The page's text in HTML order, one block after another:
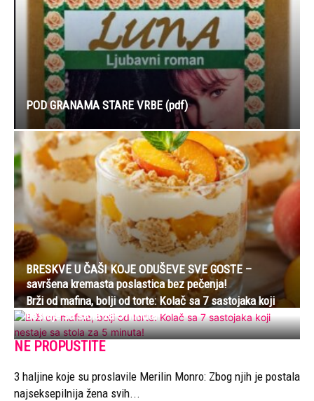
POD GRANAMA STARE VRBE (pdf)
BRESKVE U ČAŠI KOJE ODUŠEVE SVE GOSTE –
savršena kremasta poslastica bez pečenja!
Brži od mafina, bolji od torte: Kolač sa 7 sastojaka koji
nestaje sa stola za 5 minuta!
NE PROPUSTITE
3 haljine koje su proslavile Merilin Monro: Zbog njih je postala
najseksepilnija žena svih...